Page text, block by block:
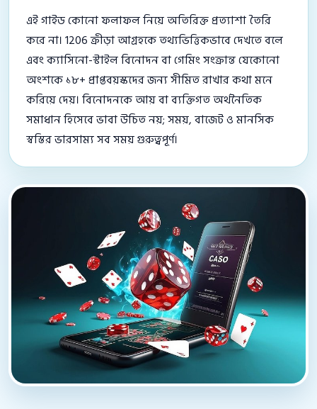
এই গাইড কোনো ফলাফল নিয়ে অতিরিক্ত প্রত্যাশা তৈরি
করে না। 1206 ক্রীড়া আগ্রহকে তথ্যভিত্তিকভাবে দেখতে বলে
এবং ক্যাসিনো-স্টাইল বিনোদন বা গেমিং সংক্রান্ত যেকোনো
অংশকে ১৮+ প্রাপ্তবয়স্কদের জন্য সীমিত রাখার কথা মনে
করিয়ে দেয়। বিনোদনকে আয় বা ব্যক্তিগত অর্থনৈতিক
সমাধান হিসেবে ভাবা উচিত নয়; সময়, বাজেট ও মানসিক
স্বস্তির ভারসাম্য সব সময় গুরুত্বপূর্ণ।